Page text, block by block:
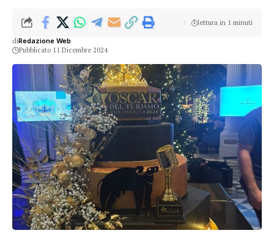
diRedazione Web
Pubblicato 11 Dicembre 2024
lettura in 1 minuti